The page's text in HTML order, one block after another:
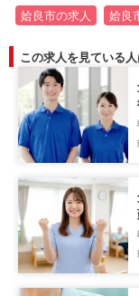
姶良市の求人
姶良
この求人を見ている